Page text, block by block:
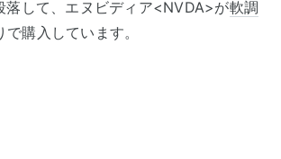
して、エヌビディア<NVDA>が軟調
購入しています。